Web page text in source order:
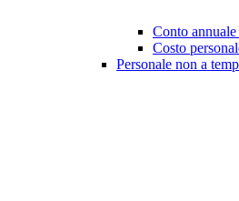
Conto
Costo
Personale non a